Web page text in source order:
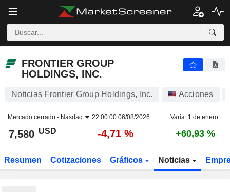
FRONTIER GROUP
HOLDINGS, INC.
Noticias Frontier Group Holdings, Inc. Acciones
Mercado cerrado - Nasdaq 22:00:00 06/08/2026 Varia. 1 de enero.
7,580 USD -4,71 % +60,93 %
Resumen Cotizaciones Gráficos Noticias